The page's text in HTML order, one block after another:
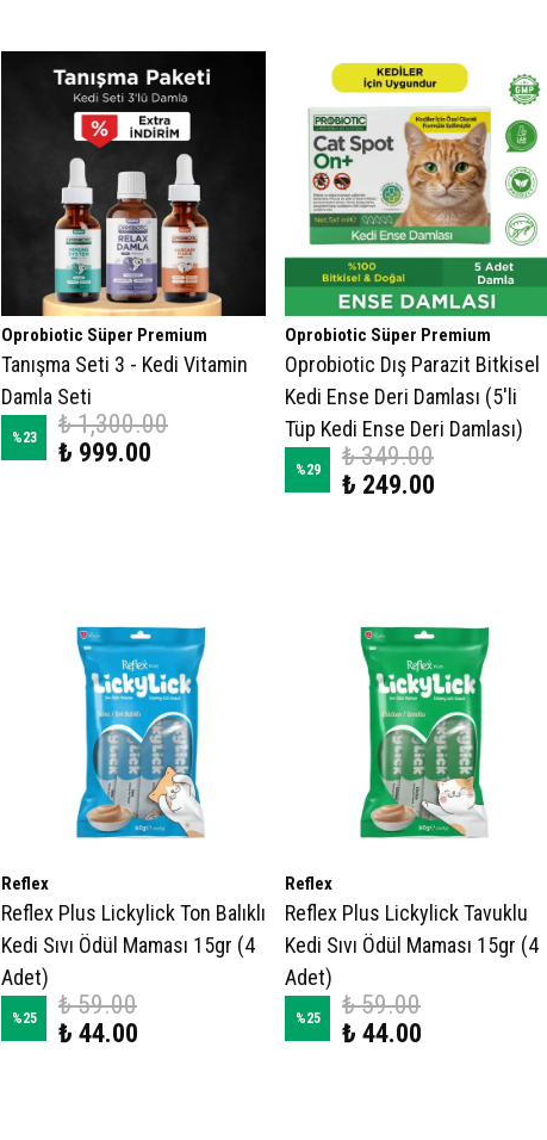
Oprobiotic Süper Premium
Tanışma Seti 3 - Kedi Vitamin
Damla Seti
%23
₺ 1,300.00
₺ 999.00
Oprobiotic Süper Premium
Oprobiotic Dış Parazit Bitkisel
Kedi Ense Deri Damlası (5'li
Tüp Kedi Ense Deri Damlası)
%29
₺ 349.00
₺ 249.00
Reflex
Reflex Plus Lickylick Ton Balıklı
Kedi Sıvı Ödül Maması 15gr (4
Adet)
%25
₺ 59.00
₺ 44.00
Reflex
Reflex Plus Lickylick Tavuklu
Kedi Sıvı Ödül Maması 15gr (4
Adet)
%25
₺ 59.00
₺ 44.00